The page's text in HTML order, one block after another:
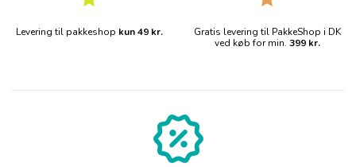
Levering til pakkeshop kun 49 kr.
Gratis levering til PakkeShop i DK
ved køb for min. 399 kr.